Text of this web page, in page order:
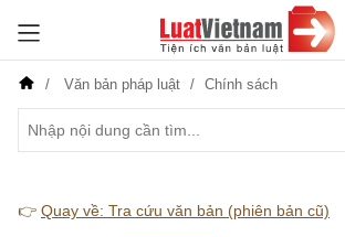
Văn bản pháp luật Chính sách
👉 Quay về: Tra cứu văn bản (phiên bản cũ)